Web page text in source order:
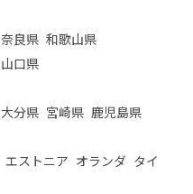
奈良県 和歌山県
山口県
大分県 宮崎県 鹿児島県
エストニア オランダ タイ